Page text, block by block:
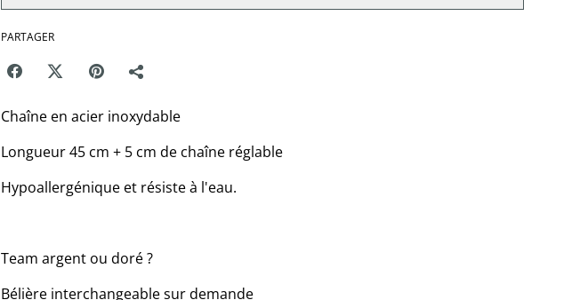
PARTAGER
Chaîne en acier inoxydable
Longueur 45 cm + 5 cm de chaîne réglable
Hypoallergénique et résiste à l'eau.
Team argent ou doré ?
Bélière interchangeable sur demande